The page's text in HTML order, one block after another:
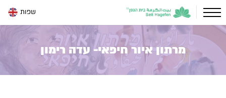
שפות
מרתון איור חיפאי- עדה רימון